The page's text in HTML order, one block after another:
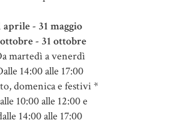
aprile - 31 maggio
- 31 ottobre
martedì a venerdì
14:00 alle 17:00
domenica e festivi *
10:00 alle 12:00 e
14:00 alle 17:00